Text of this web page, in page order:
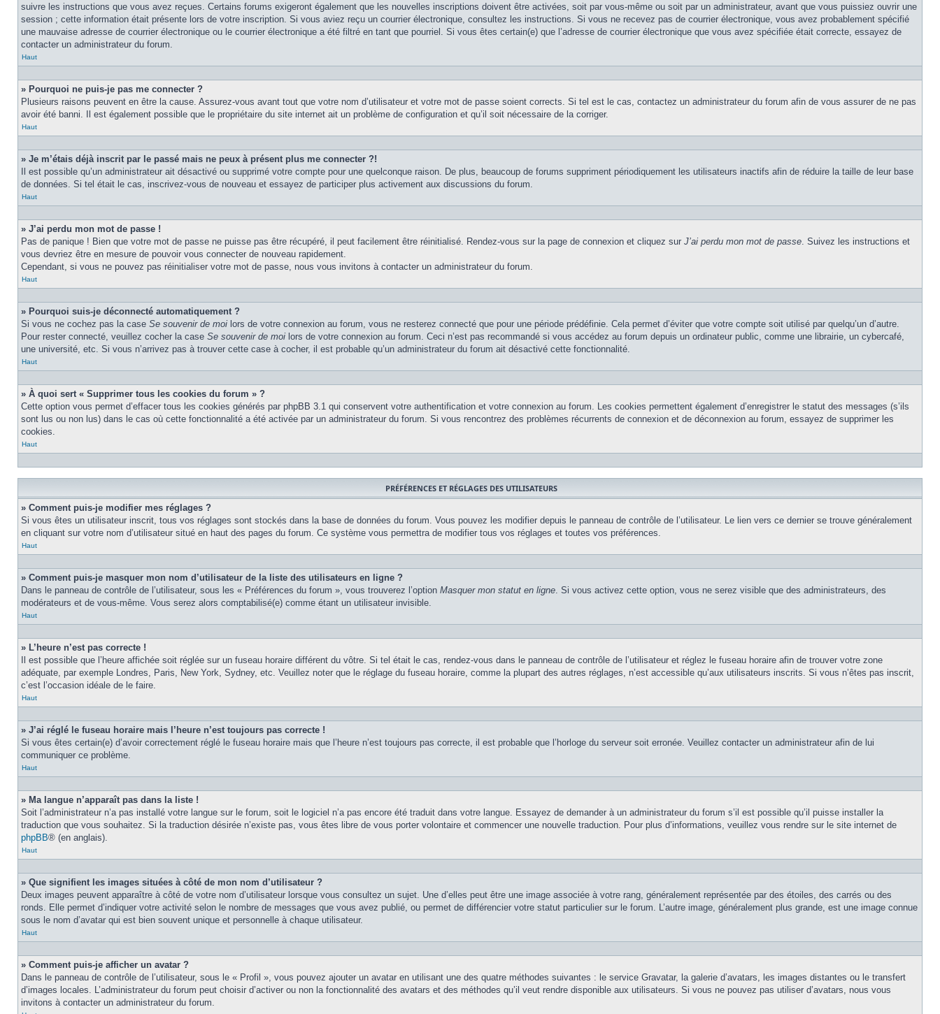
suivre les instructions que vous avez reçues. Certains forums exigeront également que les nouvelles inscriptions doivent être activées, soit par vous-même ou soit par un administrateur, avant que vous puissiez ouvrir une
session ; cette information était présente lors de votre inscription. Si vous aviez reçu un courrier électronique, consultez les instructions. Si vous ne recevez pas de courrier électronique, vous avez probablement spécifié
une mauvaise adresse de courrier électronique ou le courrier électronique a été filtré en tant que pourriel. Si vous êtes certain(e) que l’adresse de courrier électronique que vous avez spécifiée était correcte, essayez de
contacter un administrateur du forum.
Haut
» Pourquoi ne puis-je pas me connecter ?
Plusieurs raisons peuvent en être la cause. Assurez-vous avant tout que votre nom d’utilisateur et votre mot de passe soient corrects. Si tel est le cas, contactez un administrateur du forum afin de vous assurer de ne pas
avoir été banni. Il est également possible que le propriétaire du site internet ait un problème de configuration et qu’il soit nécessaire de la corriger.
Haut
» Je m’étais déjà inscrit par le passé mais ne peux à présent plus me connecter ?!
Il est possible qu’un administrateur ait désactivé ou supprimé votre compte pour une quelconque raison. De plus, beaucoup de forums suppriment périodiquement les utilisateurs inactifs afin de réduire la taille de leur base
de données. Si tel était le cas, inscrivez-vous de nouveau et essayez de participer plus activement aux discussions du forum.
Haut
» J’ai perdu mon mot de passe !
Pas de panique ! Bien que votre mot de passe ne puisse pas être récupéré, il peut facilement être réinitialisé. Rendez-vous sur la page de connexion et cliquez sur J’ai perdu mon mot de passe. Suivez les instructions et
vous devriez être en mesure de pouvoir vous connecter de nouveau rapidement.
Cependant, si vous ne pouvez pas réinitialiser votre mot de passe, nous vous invitons à contacter un administrateur du forum.
Haut
» Pourquoi suis-je déconnecté automatiquement ?
Si vous ne cochez pas la case Se souvenir de moi lors de votre connexion au forum, vous ne resterez connecté que pour une période prédéfinie. Cela permet d’éviter que votre compte soit utilisé par quelqu’un d’autre.
Pour rester connecté, veuillez cocher la case Se souvenir de moi lors de votre connexion au forum. Ceci n’est pas recommandé si vous accédez au forum depuis un ordinateur public, comme une librairie, un cybercafé,
une université, etc. Si vous n’arrivez pas à trouver cette case à cocher, il est probable qu’un administrateur du forum ait désactivé cette fonctionnalité.
Haut
» À quoi sert « Supprimer tous les cookies du forum » ?
Cette option vous permet d’effacer tous les cookies générés par phpBB 3.1 qui conservent votre authentification et votre connexion au forum. Les cookies permettent également d’enregistrer le statut des messages (s’ils
sont lus ou non lus) dans le cas où cette fonctionnalité a été activée par un administrateur du forum. Si vous rencontrez des problèmes récurrents de connexion et de déconnexion au forum, essayez de supprimer les
cookies.
Haut
PRÉFÉRENCES ET RÉGLAGES DES UTILISATEURS
» Comment puis-je modifier mes réglages ?
Si vous êtes un utilisateur inscrit, tous vos réglages sont stockés dans la base de données du forum. Vous pouvez les modifier depuis le panneau de contrôle de l’utilisateur. Le lien vers ce dernier se trouve généralement
en cliquant sur votre nom d’utilisateur situé en haut des pages du forum. Ce système vous permettra de modifier tous vos réglages et toutes vos préférences.
Haut
» Comment puis-je masquer mon nom d’utilisateur de la liste des utilisateurs en ligne ?
Dans le panneau de contrôle de l’utilisateur, sous les « Préférences du forum », vous trouverez l’option Masquer mon statut en ligne. Si vous activez cette option, vous ne serez visible que des administrateurs, des
modérateurs et de vous-même. Vous serez alors comptabilisé(e) comme étant un utilisateur invisible.
Haut
» L’heure n’est pas correcte !
Il est possible que l’heure affichée soit réglée sur un fuseau horaire différent du vôtre. Si tel était le cas, rendez-vous dans le panneau de contrôle de l’utilisateur et réglez le fuseau horaire afin de trouver votre zone
adéquate, par exemple Londres, Paris, New York, Sydney, etc. Veuillez noter que le réglage du fuseau horaire, comme la plupart des autres réglages, n’est accessible qu’aux utilisateurs inscrits. Si vous n’êtes pas inscrit,
c’est l’occasion idéale de le faire.
Haut
» J’ai réglé le fuseau horaire mais l’heure n’est toujours pas correcte !
Si vous êtes certain(e) d’avoir correctement réglé le fuseau horaire mais que l’heure n’est toujours pas correcte, il est probable que l’horloge du serveur soit erronée. Veuillez contacter un administrateur afin de lui
communiquer ce problème.
Haut
» Ma langue n’apparaît pas dans la liste !
Soit l’administrateur n’a pas installé votre langue sur le forum, soit le logiciel n’a pas encore été traduit dans votre langue. Essayez de demander à un administrateur du forum s’il est possible qu’il puisse installer la
traduction que vous souhaitez. Si la traduction désirée n’existe pas, vous êtes libre de vous porter volontaire et commencer une nouvelle traduction. Pour plus d’informations, veuillez vous rendre sur le site internet de
phpBB® (en anglais).
Haut
» Que signifient les images situées à côté de mon nom d’utilisateur ?
Deux images peuvent apparaître à côté de votre nom d’utilisateur lorsque vous consultez un sujet. Une d’elles peut être une image associée à votre rang, généralement représentée par des étoiles, des carrés ou des
ronds. Elle permet d’indiquer votre activité selon le nombre de messages que vous avez publié, ou permet de différencier votre statut particulier sur le forum. L’autre image, généralement plus grande, est une image connue
sous le nom d’avatar qui est bien souvent unique et personnelle à chaque utilisateur.
Haut
» Comment puis-je afficher un avatar ?
Dans le panneau de contrôle de l’utilisateur, sous le « Profil », vous pouvez ajouter un avatar en utilisant une des quatre méthodes suivantes : le service Gravatar, la galerie d’avatars, les images distantes ou le transfert
d’images locales. L’administrateur du forum peut choisir d’activer ou non la fonctionnalité des avatars et des méthodes qu’il veut rendre disponible aux utilisateurs. Si vous ne pouvez pas utiliser d’avatars, nous vous
invitons à contacter un administrateur du forum.